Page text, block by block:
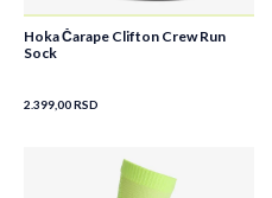
Hoka Čarape Clifton Crew Run
Sock
2.399,00RSD